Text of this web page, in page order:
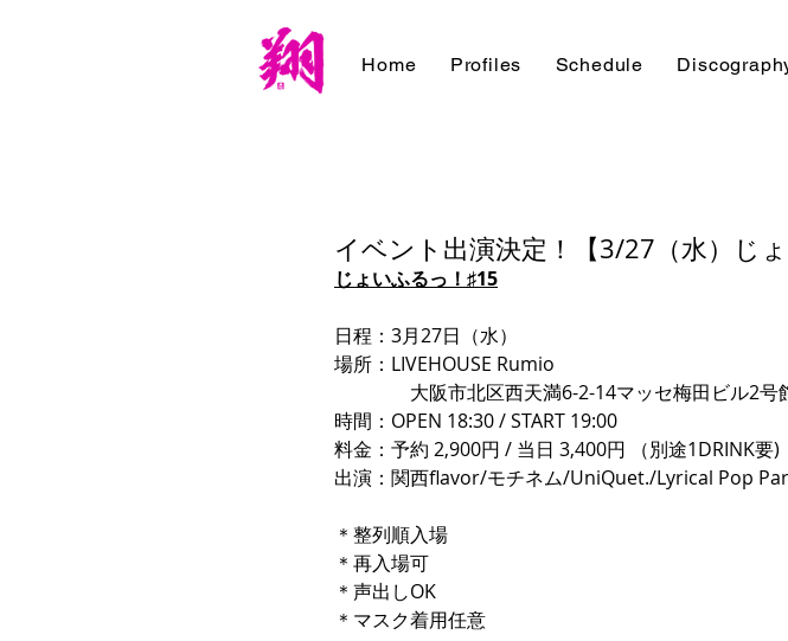
Home Profiles Schedule
イベント出演決定！【3/27（水）じ
じょいふるっ！♯15
日程：3月27日（水）
場所：LIVEHOUSE Rumio
大阪市北区西天満6-2-14マッセ梅田ビル2号館
時間：OPEN 18:30 / START 19:00
料金：予約 2,900円 / 当日 3,400円 （別途1DRINK要)
出演： 関西flavor/モチネム/UniQuet./Lyrical Pop
＊ 整列順入場
＊再入場可
＊声出しOK
＊マスク着用任意